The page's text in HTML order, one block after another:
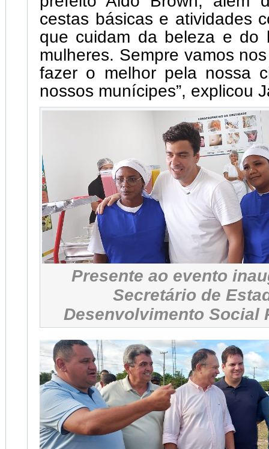
cestas básicas e atividades
que cuidam da beleza e do
mulheres. Sempre vamos
fazer o melhor pela nossa
nossos munícipes”, explicou
Presente ao evento
Secretário de
Desenvolvimento Social